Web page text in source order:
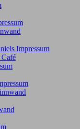
Impressum